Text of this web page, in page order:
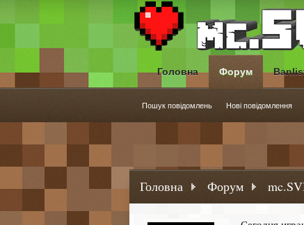
Головна Форум
Головна Форум
Пошук повідомлень Нові повідомлення